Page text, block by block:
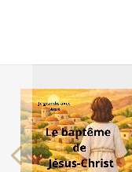
Previous